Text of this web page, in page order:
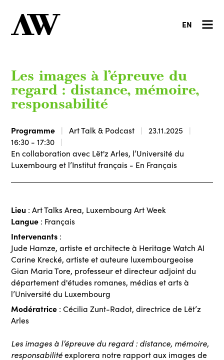
EN
Les images à l’épreuve du
regard : distance, mémoire,
responsabilité
Programme Art Talk & Podcast
23.11.2025
16:30 - 17:30
En collaboration avec Lët'z Arles, l’Université du
Luxembourg et l’Institut français - En Français
Lieu : Art Talks Area, Luxembourg Art Week
Langue : Français
Intervenants :
Jude Hamze, artiste et architecte à Heritage Watch AI
Carine Krecké, artiste et auteure luxembourgeoise
Gian Maria Tore, professeur et directeur adjoint du
département d'études romanes, médias et arts à
l’Université du Luxembourg
Modératrice : Cécilia Zunt-Radot, directrice de Lët’z
Arles
Les images à l’épreuve du regard : distance, mémoire,
responsabilitéexplorera notre rapport aux images de